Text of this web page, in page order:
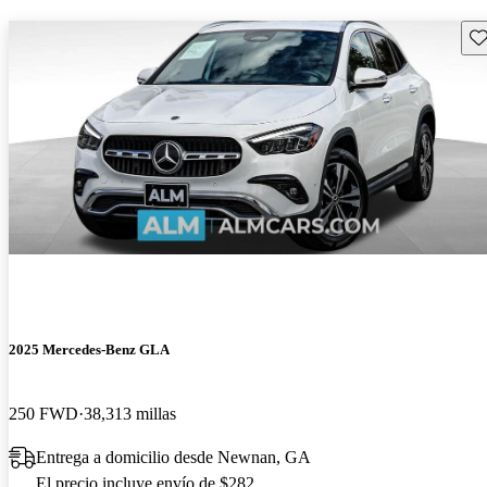
2025 Mercedes-Benz GLA
250 FWD 38,313 millas
Entrega a domicilio desde Newnan, GA